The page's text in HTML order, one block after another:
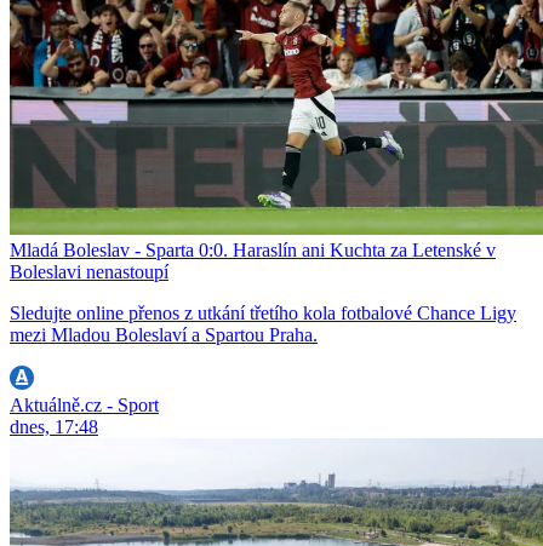
Mladá Boleslav - Sparta 0:0. Haraslín ani Kuchta za Letenské v
Boleslavi nenastoupí
Sledujte online přenos z utkání třetího kola fotbalové Chance Ligy
mezi Mladou Boleslaví a Spartou Praha.
Aktuálně.cz - Sport
dnes, 17:48